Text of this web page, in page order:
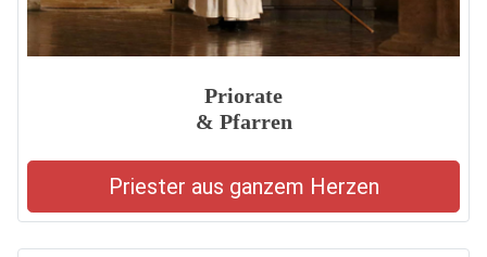
Priorate
& Pfarren
Priester aus ganzem Herzen